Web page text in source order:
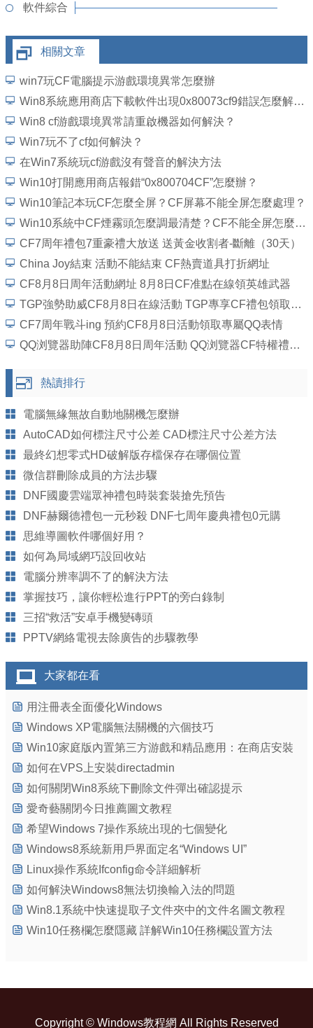
軟件綜合
相關文章
win7玩CF電腦提示游戲環境異常怎麼辦
Win8系統應用商店下載軟件出現0x80073cf9錯誤怎麼解決？
Win8 cf游戲環境異常請重啟機器如何解決？
Win7玩不了cf如何解決？
在Win7系統玩cf游戲沒有聲音的解決方法
Win10打開應用商店報錯“0x800704CF”怎麼辦？
Win10筆記本玩CF怎麼全屏？CF屏幕不能全屏怎麼處理？
Win10系統中CF煙霧頭怎麼調最清楚？CF不能全屏怎麼解決？
CF7周年禮包7重豪禮大放送 送黃金收割者-斷離（30天）
China Joy結束 活動不能結束 CF熱賣道具打折網址
CF8月8日周年活動網址 8月8日CF准點在線領英雄武器
TGP強勢助威CF8月8日在線活動 TGP專享CF禮包領取網址
CF7周年戰斗ing 預約CF8月8日活動領取專屬QQ表情
QQ浏覽器助陣CF8月8日周年活動 QQ浏覽器CF特權禮包領取地址
熱讀排行
電腦無緣無故自動地關機怎麼辦
AutoCAD如何標注尺寸公差 CAD標注尺寸公差方法
最終幻想零式HD破解版存檔保存在哪個位置
微信群刪除成員的方法步驟
DNF國慶雲端眾神禮包時裝套裝搶先預告
DNF赫爾德禮包一元秒殺 DNF七周年慶典禮包0元購
思維導圖軟件哪個好用？
如何為局域網巧設回收站
電腦分辨率調不了的解決方法
掌握技巧，讓你輕松進行PPT的旁白錄制
三招“救活”安卓手機變磚頭
PPTV網絡電視去除廣告的步驟教學
大家都在看
用注冊表全面優化Windows
Windows XP電腦無法關機的六個技巧
Win10家庭版內置第三方游戲和精品應用：在商店安裝
如何在VPS上安裝directadmin
如何關閉Win8系統下刪除文件彈出確認提示
愛奇藝關閉今日推薦圖文教程
希望Windows 7操作系統出現的七個變化
Windows8系統新用戶界面定名“Windows UI”
Linux操作系統Ifconfig命令詳細解析
如何解決Windows8無法切換輸入法的問題
Win8.1系統中快速提取子文件夾中的文件名圖文教程
Win10任務欄怎麼隱藏 詳解Win10任務欄設置方法
Copyright © Windows教程網 All Rights Reserved